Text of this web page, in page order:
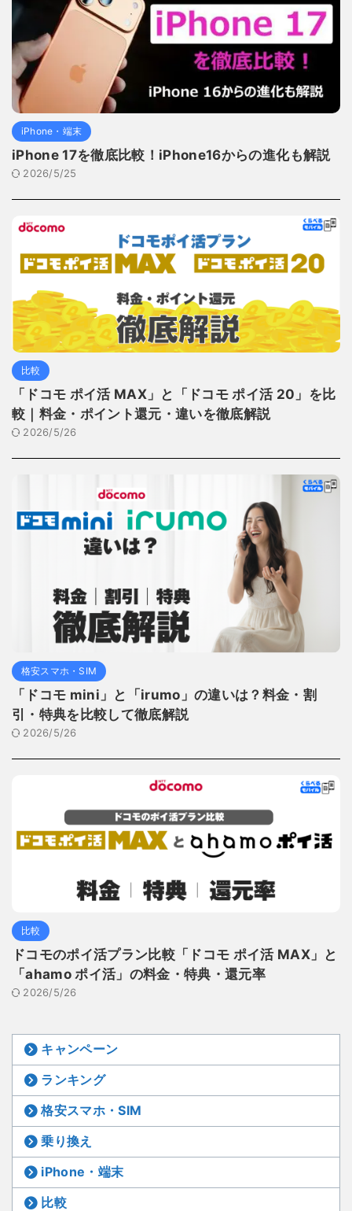
iPhone・端末
iPhone 17を徹底比較！iPhone16からの進化も解説
2026/5/25
比較
「ドコモ ポイ活 MAX」と「ドコモ ポイ活 20」を比
較｜料金・ポイント還元・違いを徹底解説
2026/5/26
格安スマホ・SIM
「ドコモ mini」と「irumo」の違いは？料金・割
引・特典を比較して徹底解説
2026/5/26
比較
ドコモのポイ活プラン比較「ドコモ ポイ活 MAX」と
「ahamo ポイ活」の料金・特典・還元率
2026/5/26
キャンペーン
ランキング
格安スマホ・SIM
乗り換え
iPhone・端末
比較